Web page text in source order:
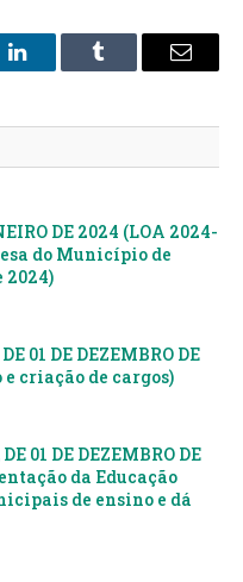
LinkedInTumblr
E-
DE 2024 (LOA 2024-
do Município de
2024)
01 DE DEZEMBRO DE
criação de cargos)
01 DE DEZEMBRO DE
da Educação
de ensino e dá